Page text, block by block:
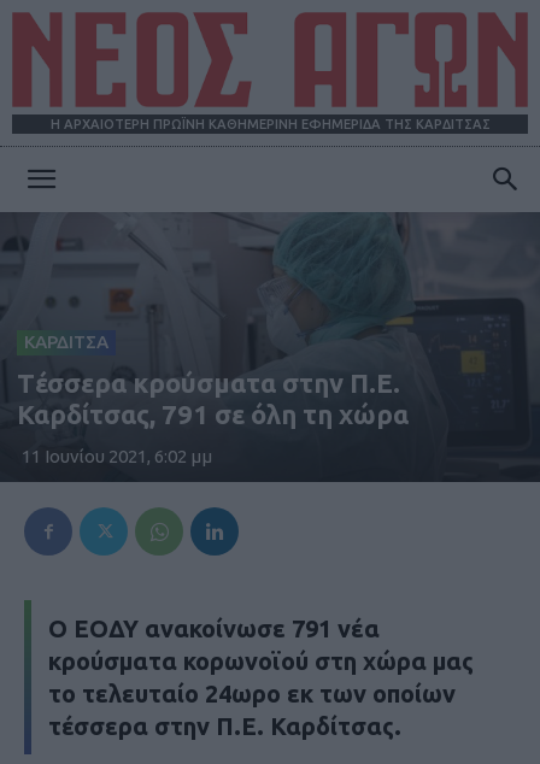
Η ΑΡΧΑΙΟΤΕΡΗ ΠΡΩΪΝΗ ΚΑΘΗΜΕΡΙΝΗ ΕΦΗΜΕΡΙΔΑ ΤΗΣ ΚΑΡΔΙΤΣΑΣ
ΚΑΡΔΙΤΣΑ
Tέσσερα κρούσματα στην Π.Ε.
Καρδίτσας, 791 σε όλη τη χώρα
11 Ιουνίου 2021, 6:02 μμ
Ο ΕΟΔΥ ανακοίνωσε 791 νέα
κρούσματα κορωνοϊού στη χώρα μας
το τελευταίο 24ωρο εκ των οποίων
τέσσερα στην Π.Ε. Καρδίτσας.